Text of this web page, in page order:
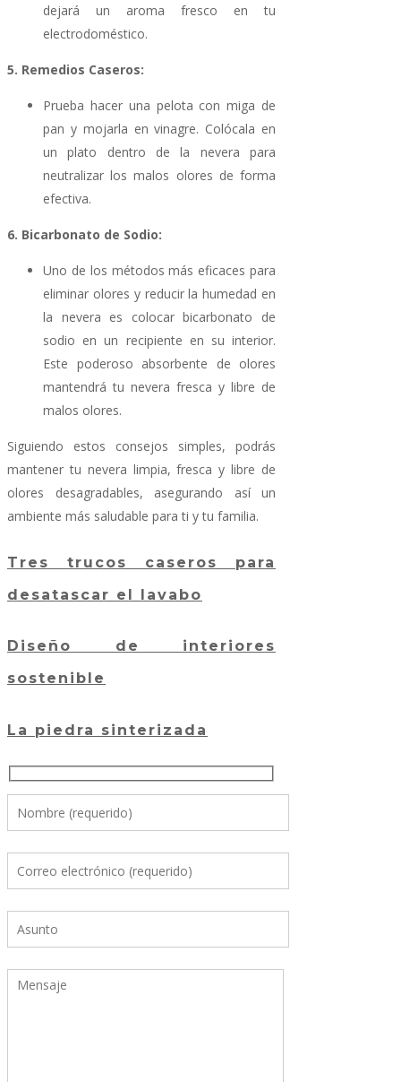
dejará un aroma fresco en tu
electrodoméstico.
5. Remedios Caseros:
Prueba hacer una pelota con miga de
pan y mojarla en vinagre. Colócala en
un plato dentro de la nevera para
neutralizar los malos olores de forma
efectiva.
6. Bicarbonato de Sodio:
Uno de los métodos más eficaces para
eliminar olores y reducir la humedad en
la nevera es colocar bicarbonato de
sodio en un recipiente en su interior.
Este poderoso absorbente de olores
mantendrá tu nevera fresca y libre de
malos olores.
Siguiendo estos consejos simples, podrás
mantener tu nevera limpia, fresca y libre de
olores desagradables, asegurando así un
ambiente más saludable para ti y tu familia.
Tres trucos caseros para
desatascar el lavabo
Diseño de interiores
sostenible
La piedra sinterizada